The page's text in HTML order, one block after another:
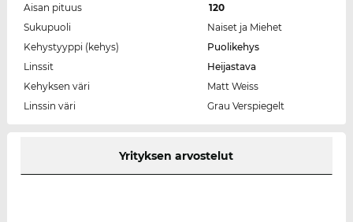
Aisan pituus
120
Sukupuoli
Naiset ja Miehet
Kehystyyppi (kehys)
Puolikehys
Linssit
Heijastava
Kehyksen väri
Matt Weiss
Linssin väri
Grau Verspiegelt
Yrityksen arvostelut